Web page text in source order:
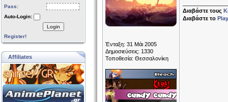
Pass:
Auto-Login:
Login
Register!
Affiliates
Ένταξη: 31 Μάι 2005
Δημοσιεύσεις: 1330
Τοποθεσία: Θεσσαλονίκη
Διαβάστε τους
Διαβάστε το